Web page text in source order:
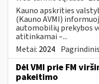
Kauno apskrities
(Kauno AVMI)
automobilių prekybos
atitinkamai –...
Metai: 2024
Dėl VMI prie FM
pakeitimo